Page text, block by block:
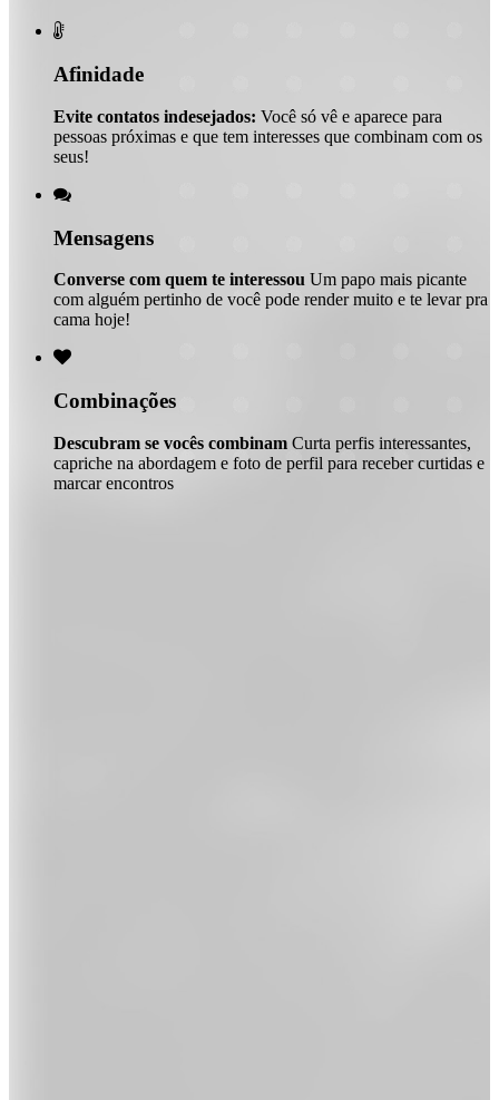

Afinidade
Evite contatos indesejados: Você só vê e aparece para
pessoas próximas e que tem interesses que combinam com os
seus!

Mensagens
Converse com quem te interessou Um papo mais picante
com alguém pertinho de você pode render muito e te levar pra
cama hoje!

Combinações
Descubram se vocês combinam Curta perfis interessantes,
capriche na abordagem e foto de perfil para receber curtidas e
marcar encontros